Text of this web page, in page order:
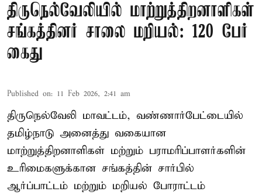
திருநெல்வேலியில் மாற்றுத்திறனாளிகள்
சங்கத்தினர் சாலை மறியல்: 120 பேர்
கைது
Published on: 11 Feb 2026, 2:41 am
திருநெல்வேலி மாவட்டம், வண்ணார்பேட்டையில்
தமிழ்நாடு அனைத்து வகையான
மாற்றுத்திறனாளிகள் மற்றும் பராமரிப்பாளர்களின்
உரிமைகளுக்கான சங்கத்தின் சார்பில்
ஆர்ப்பாட்டம் மற்றும் மறியல் போராட்டம்